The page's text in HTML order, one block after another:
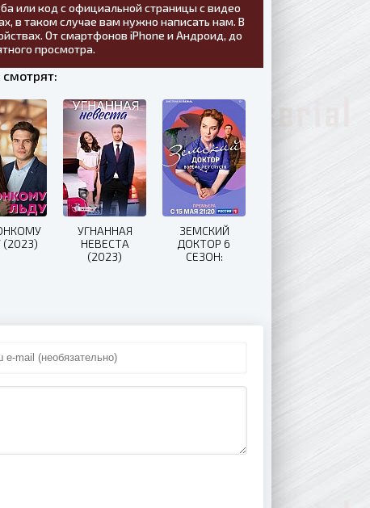
или код с официальной страницы с видео
в таком случае вам нужно написать нам. В
От смартфонов iPhone и Андроид, до
просмотра.
(2023)
УГНАННАЯ
НЕВЕСТА
(2023)
ЗЕМСКИЙ
ДОКТОР 6
СЕЗОН: